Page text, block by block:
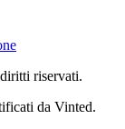
riservati.
da Vinted.